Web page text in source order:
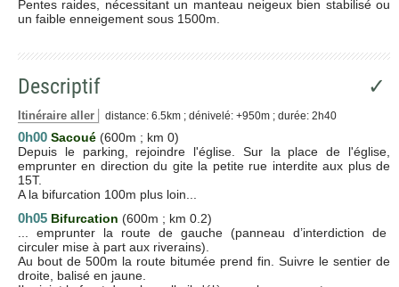
Pentes raides, nécessitant un manteau neigeux bien stabilisé ou
un faible enneigement sous 1500m.
Descriptif ✓
Itinéraire aller distance: 6.5km ; dénivelé: +950m ; durée: 2h40
0h00 Sacoué (600m ; km 0)
Depuis le parking, rejoindre l'église. Sur la place de l'église,
emprunter en direction du gite la petite rue interdite aux plus de
15T.
A la bifurcation 100m plus loin...
0h05 Bifurcation (600m ; km 0.2)
... emprunter la route de gauche (panneau d’interdiction de
circuler mise à part aux riverains).
Au bout de 500m la route bitumée prend fin. Suivre le sentier de
droite, balisé en jaune.